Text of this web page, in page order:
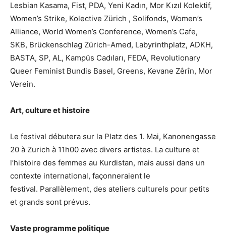
Lesbian Kasama, Fist, PDA, Yeni Kadın, Mor Kızıl Kolektif,
Women’s Strike, Kolective Zürich , Solifonds, Women’s
Alliance, World Women’s Conference, Women’s Cafe,
SKB, Brückenschlag Zürich-Amed, Labyrinthplatz, ADKH,
BASTA, SP, AL, Kampüs Cadıları, FEDA, Revolutionary
Queer Feminist Bundis Basel, Greens, Kevane Zêrîn, Mor
Verein.
Art, culture et histoire
Le festival débutera sur la Platz des 1. Mai, Kanonengasse
20 à Zurich à 11h00 avec divers artistes. La culture et
l’histoire des femmes au Kurdistan, mais aussi dans un
contexte international, façonneraient le
festival. Parallèlement, des ateliers culturels pour petits
et grands sont prévus.
Vaste programme politique